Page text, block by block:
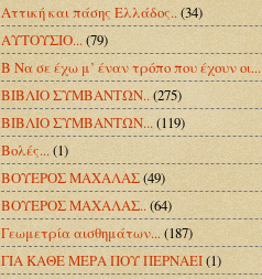
Αττική και πάσης Ελλάδος..(34)
ΑΥΤΟΥΣΙΟ...(79)
Β Να σε έχω μ’ έναν τρόπο που έχουν οι...
ΒΙΒΛΙΟ ΣΥΜΒΑΝΤΩΝ..(275)
ΒΙΒΛΙΟ ΣΥΜΒΑΝΤΩΝ...(119)
Βολές...(1)
ΒΟΥΕΡΟΣ ΜΑΧΑΛΑΣ(49)
ΒΟΥΕΡΟΣ ΜΑΧΑΛΑΣ..(64)
Γεωμετρία αισθημάτων...(187)
ΓΙΑ ΚΑΘΕ ΜΕΡΑ ΠΟΥ ΠΕΡΝΑΕΙ(1)